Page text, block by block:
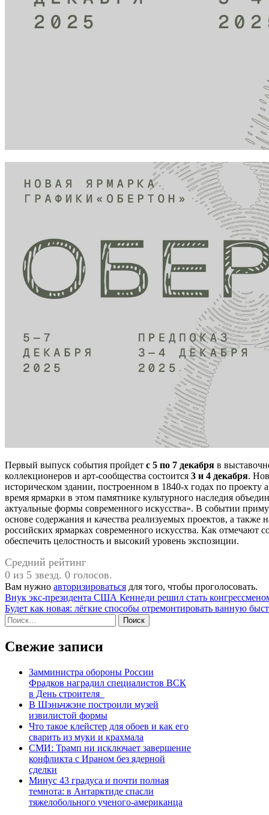
Первый выпуск события пройдет с 5 по 7 декабря в
коллекционеров и арт-сообщества состоится 3 и 4 декабря.
историческом здании, построенном в 1840-х годах по
время ярмарки в этом памятнике культурного наследия
актуальные формы современного искусства». В событии
основе содержания и качества реализуемых проектов, а
российских ярмарках современного искусства. Как отмечают
обеспечить целостность и высокий уровень экспозиции.
Средний рейтинг
0 из 5 звезд. 0 голосов.
Вам нужно авторизироваться для того, чтобы проголосовать.
Навигация
по
записям
Внук экс-президента США Кеннеди решил стать
Будет как новая: лёгкие способы отремонтировать ванную
Найти:
Свежие записи
Замминистра обороны России
Фрадков наградил специалистов ВСК
в День строителя
В Шэньчжэне построили музей
извилистой формы
Что такое клейстер для обоев и как его
сварить из муки и крахмала
СМИ: Трамп ни исключает завершение
конфликта с Ираном без ядерной
сделки
Минус 43 градуса и почти полная
темнота: в Антарктиде спасли
тяжелобольного ученого-американца